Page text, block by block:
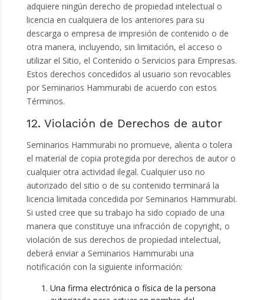
adquiere ningún derecho de propiedad intelectual o
licencia en cualquiera de los anteriores para su
descarga o empresa de impresión de contenido o de
otra manera, incluyendo, sin limitación, el acceso o
utilizar el Sitio, el Contenido o Servicios para Empresas.
Estos derechos concedidos al usuario son revocables
por Seminarios Hammurabi de acuerdo con estos
Términos.
12. Violación de Derechos de autor
Seminarios Hammurabi no promueve, alienta o tolera
el material de copia protegida por derechos de autor o
cualquier otra actividad ilegal. Cualquier uso no
autorizado del sitio o de su contenido terminará la
licencia limitada concedida por Seminarios Hammurabi.
Si usted cree que su trabajo ha sido copiado de una
manera que constituye una infracción de copyright, o
violación de sus derechos de propiedad intelectual,
deberá enviar a Seminarios Hammurabi una
notificación con la siguiente información:
Una firma electrónica o física de la persona